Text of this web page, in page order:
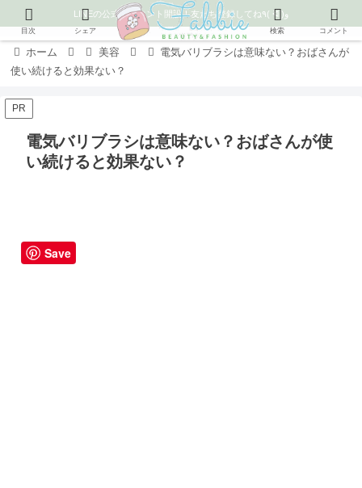
LINEの公式アカウント開設！友だち登録してね٩( ᐛ )و
ホーム 美容
電気バリブラシは意味ない？おばさんが
使い続けると効果ない？
PR
電気バリブラシは意味ない？おばさんが使
い続けると効果ない？
目次 シェア 検索 コメント
Save